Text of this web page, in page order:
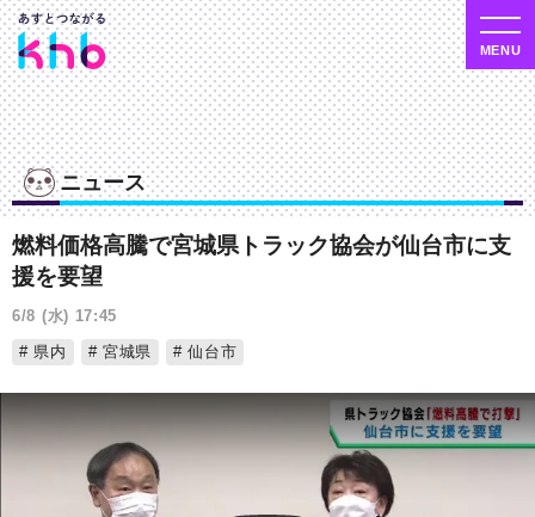
ニュース
燃料価格高騰で宮城県トラック協会が仙台市に支
援を要望
6/8 (水) 17:45
県内
宮城県 仙台市